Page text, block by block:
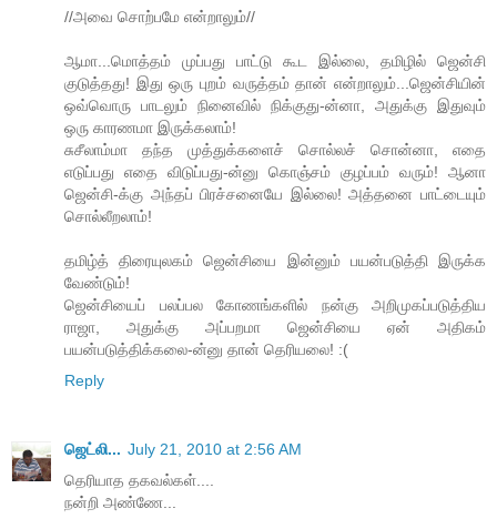
//அவை சொற்பமே என்றாலும்//
ஆமா...மொத்தம் முப்பது பாட்டு கூட இல்லை, தமிழில் ஜென்சி
குடுத்தது! இது ஒரு புறம் வருத்தம் தான் என்றாலும்...ஜென்சியின்
ஒவ்வொரு பாடலும் நினைவில் நிக்குது-ன்னா, அதுக்கு இதுவும்
ஒரு காரணமா இருக்கலாம்!
சுசீலாம்மா தந்த முத்துக்களைச் சொல்லச் சொன்னா, எதை
எடுப்பது எதை விடுப்பது-ன்னு கொஞ்சம் குழப்பம் வரும்! ஆனா
ஜென்சி-க்கு அந்தப் பிரச்சனையே இல்லை! அத்தனை பாட்டையும்
சொல்லீறலாம்!
தமிழ்த் திரையுலகம் ஜென்சியை இன்னும் பயன்படுத்தி இருக்க
வேண்டும்!
ஜென்சியைப் பலப்பல கோணங்களில் நன்கு அறிமுகப்படுத்திய
ராஜா, அதுக்கு அப்பறமா ஜென்சியை ஏன் அதிகம்
பயன்படுத்திக்கலை-ன்னு தான் தெரியலை! :(
Reply
ஜெட்லி... July 21, 2010 at 2:56 AM
தெரியாத தகவல்கள்....
நன்றி அண்ணே...